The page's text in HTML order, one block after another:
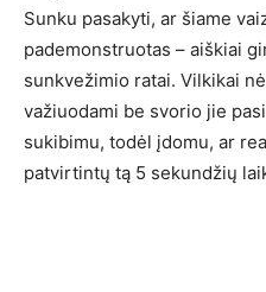
Sunku pasakyti, ar šiame
pademonstruotas – aiškiai
sunkvežimio ratai. Vilkikai
važiuodami be svorio jie
sukibimu, todėl įdomu, ar
patvirtintų tą 5 sekundžių